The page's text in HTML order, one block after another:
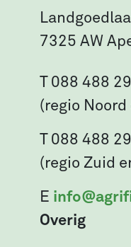
7325 AW
T 088 488
(regio Noord
T 088 488
(regio Zuid
E
Overig